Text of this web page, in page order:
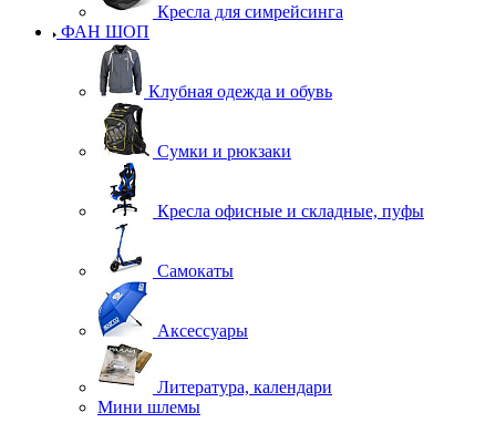
Кресла для симрейсинга
ФАН ШОП
Клубная одежда и обувь
Сумки и рюкзаки
Кресла офисные и складные, пуфы
Самокаты
Аксессуары
Литература, календари
Мини шлемы